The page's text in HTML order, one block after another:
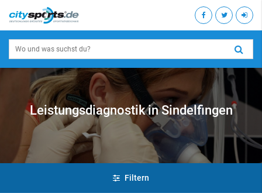
Leistungsdiagnostik in Sindelfingen
Filtern